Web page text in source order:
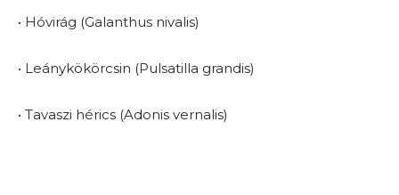
• Hóvirág (Galanthus nivalis)
• Leánykökörcsin (Pulsatilla grandis)
• Tavaszi hérics (Adonis vernalis)